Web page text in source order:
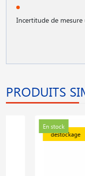
Incertitude de mesure
PRODUITS
déstockage